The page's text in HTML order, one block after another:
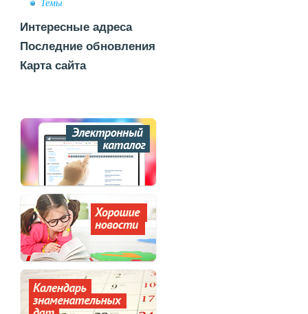
Темы
Интересные адреса
Последние обновления
Карта сайта